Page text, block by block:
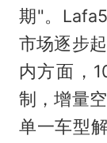
期"。
市场逐步
内方面，
制，增量
单一车型